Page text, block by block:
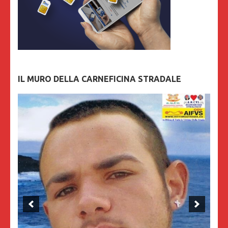
IL MURO DELLA CARNEFICINA STRADALE